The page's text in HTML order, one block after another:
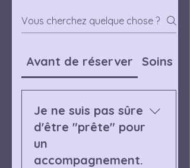
Avant de réserver Soins
Je ne suis pas sûre
d'être "prête" pour
un
accompagnement.